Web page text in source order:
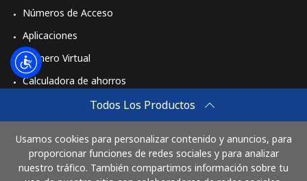
Todos Los Productos
Usamos cookies para personalizar contenido y anuncios, para
proporcionar funciones de redes sociales y para analizar
nuestro tráfico. También compartimos información sobre tu
Números de Acceso
Aplicaciones
Número Virtual
Calculadora de ahorros
Comprar
Cómo funciona